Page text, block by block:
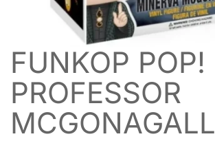
FUNKOP POP!
PROFESSOR
MCGONAGALL